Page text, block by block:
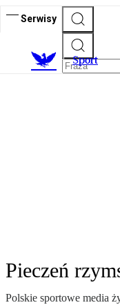
Serwisy
Sport
Pieczeń
Polskie sportowe media